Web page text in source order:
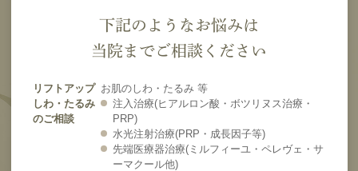
下記のようなお悩みは
当院までご相談ください
リフトアップ
しわ・たるみ
のご相談
お肌のしわ・たるみ 等
注入治療(ヒアルロン酸・ボツリヌス治療・
PRP)
水光注射治療(PRP・成長因子等)
先端医療器治療(ミルフィーユ・ペレヴェ・サ
ーマクール他)